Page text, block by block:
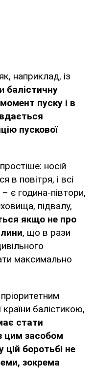
наприклад, із
балістичну
пуску і в
пускової
носій
в повітря, і всі
є година-півтори,
підвалу,
якщо не про
, що в рази
максимально
балістикою,
стати
цим засобом
боротьбі не
зокрема